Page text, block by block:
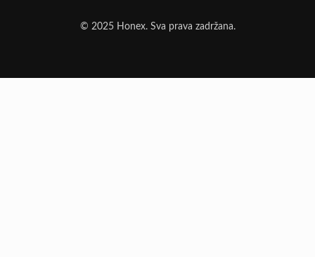
© 2025 Honex. Sva prava zadržana.